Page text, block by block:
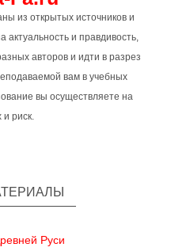
из открытых источников и
актуальность и правдивость,
авторов и идти в разрез
вам в учебных
вы осуществляете на
и риск.
Руси